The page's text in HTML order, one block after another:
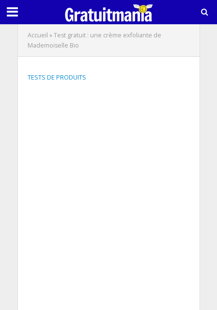
Accueil »Test gratuit : une crème exfoliante de
Mademoiselle Bio
TESTS DE PRODUITS